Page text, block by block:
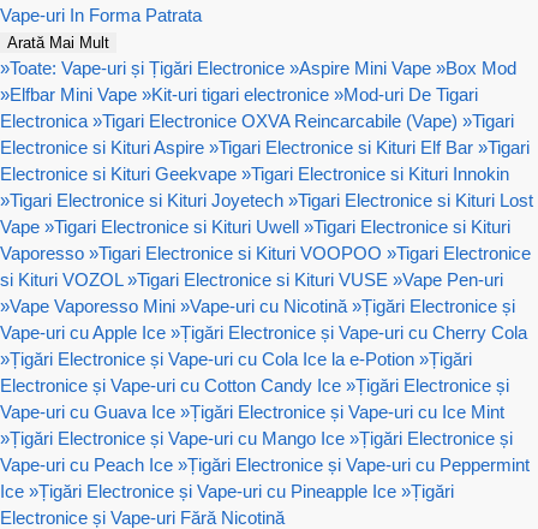
Vape-uri In Forma Patrata
Arată Mai Mult
»Toate: Vape-uri și Țigări Electronice »Aspire Mini Vape »Box Mod
»Elfbar Mini Vape »Kit-uri tigari electronice »Mod-uri De Tigari
Electronica »Tigari Electronice OXVA Reincarcabile (Vape) »Tigari
Electronice si Kituri Aspire »Tigari Electronice si Kituri Elf Bar »Tigari
Electronice si Kituri Geekvape »Tigari Electronice si Kituri Innokin
»Tigari Electronice si Kituri Joyetech »Tigari Electronice si Kituri Lost
Vape »Tigari Electronice si Kituri Uwell »Tigari Electronice si Kituri
Vaporesso »Tigari Electronice si Kituri VOOPOO »Tigari Electronice
si Kituri VOZOL »Tigari Electronice si Kituri VUSE »Vape Pen-uri
»Vape Vaporesso Mini »Vape-uri cu Nicotină »Țigări Electronice și
Vape-uri cu Apple Ice »Țigări Electronice și Vape-uri cu Cherry Cola
»Țigări Electronice și Vape-uri cu Cola Ice la e-Potion »Țigări
Electronice și Vape-uri cu Cotton Candy Ice »Țigări Electronice și
Vape-uri cu Guava Ice »Țigări Electronice și Vape-uri cu Ice Mint
»Țigări Electronice și Vape-uri cu Mango Ice »Țigări Electronice și
Vape-uri cu Peach Ice »Țigări Electronice și Vape-uri cu Peppermint
Ice »Țigări Electronice și Vape-uri cu Pineapple Ice »Țigări
Electronice și Vape-uri Fără Nicotină